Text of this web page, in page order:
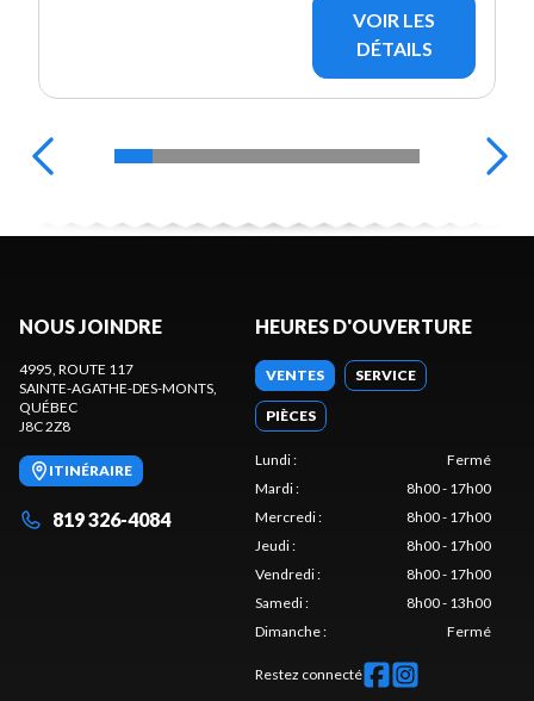
VOIR LES
DÉTAILS
NOUS JOINDRE
4995, ROUTE 117
SAINTE-AGATHE-DES-MONTS
QUÉBEC
J8C 2Z8
ITINÉRAIRE
819 326-4084
HEURES D'OUVERTURE
VENTES SERVICE
PIÈCES
Lundi:
Fermé
Mardi:
8h00 - 17h00
Mercredi:
8h00 - 17h00
Jeudi:
8h00 - 17h00
Vendredi:
8h00 - 17h00
Samedi:
8h00 - 13h00
Dimanche: Fermé
Restez connecté